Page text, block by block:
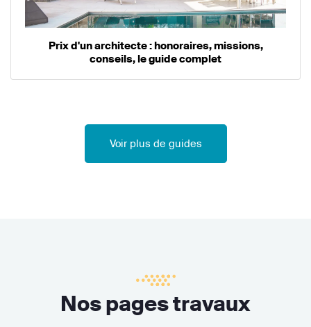
Prix d'un architecte : honoraires, missions,
conseils, le guide complet
Voir plus de guides
Nos pages travaux